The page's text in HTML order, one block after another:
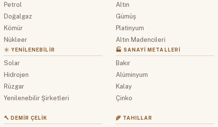
Petrol
Doğalgaz
Kömür
Nükleer
☀️ YENILENEBILIR
Solar
Hidrojen
Rüzgar
Yenilenebilir Şirketleri
Altın
Gümüş
Platinyum
Altın Madencileri
🏭 SANAYI METALLERI
Bakır
Alüminyum
Kalay
Çinko
🔨 DEMIR ÇELIK 🌾 TAHILLAR